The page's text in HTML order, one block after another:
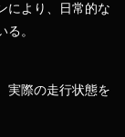
により、日常的な
。
実際の走行状態を